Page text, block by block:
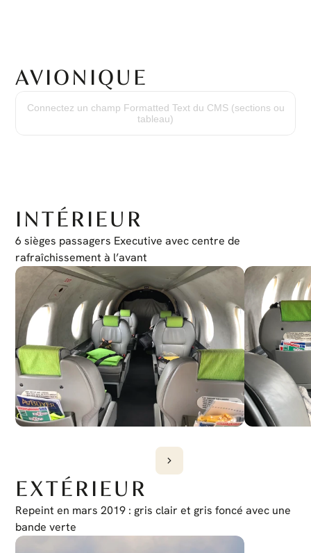
AVIONIQUE
Double affichage GDU 1060
Unité de commande GCU 485
COM/NAV/GPS Garmin GTN 750
Connectez un champ Formatted Text du CMS (sections ou
tableau)
INTÉRIEUR
6 sièges passagers Executive avec centre de
rafraîchissement à l’avant
EXTÉRIEUR
Repeint en mars 2019 : gris clair et gris foncé avec une
bande verte